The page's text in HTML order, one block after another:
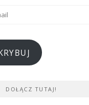
DOŁĄCZ TUTAJ!